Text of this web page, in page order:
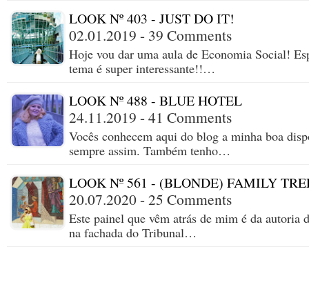
LOOK Nº 403 - JUST DO IT!
02.01.2019 - 39 Comments
Hoje vou dar uma aula de Economia Social!
tema é super interessante!!…
LOOK Nº 488 - BLUE HOTEL
24.11.2019 - 41 Comments
Vocês conhecem aqui do blog a minha boa
sempre assim. Também tenho…
LOOK Nº 561 - (BLONDE) FAMILY
20.07.2020 - 25 Comments
Este painel que vêm atrás de mim é da
na fachada do Tribunal…